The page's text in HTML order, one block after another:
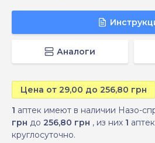
Аналоги
Цена от 29,00 до 256,80 грн
1 аптек имеют в наличии Назо-
грн до 256,80 грн , из них 1
круглосуточно.